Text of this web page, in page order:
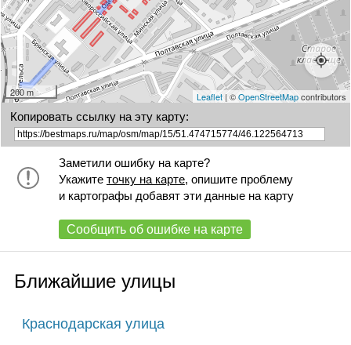
200 m Leaflet| ©OpenStreetMapcontributors
Копировать ссылку на эту карту:
Заметили ошибку на карте?
Укажите точку на карте, опишите проблему
и картографы добавят эти данные на карту
Сообщить об ошибке на карте
Ближайшие улицы
Краснодарская улица